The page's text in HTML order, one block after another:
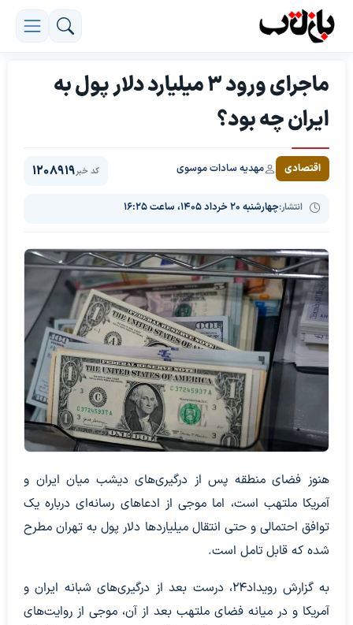
ماجرای ورود 3 میلیارد دلار پول به
ایران چه بود؟
اقتصادی مهدیه سادات موسوی
انتشار:چهارشنبه ۲۰ خرداد ۱۴۰۵، ساعت ۱۶:۲۵
کد خبر1208919
هنوز فضای منطقه پس از درگیری‌های دیشب میان ایران و
آمریکا ملتهب است، اما موجی از ادعاهای رسانه‌ای درباره یک
توافق احتمالی و حتی انتقال میلیاردها دلار پول به تهران مطرح
شده که قابل تامل است.
به گزارش رویداد۲۴، درست بعد از درگیری‌های شبانه ایران و
آمریکا و در میانه فضای ملتهب بعد از آن، موجی از روایت‌های